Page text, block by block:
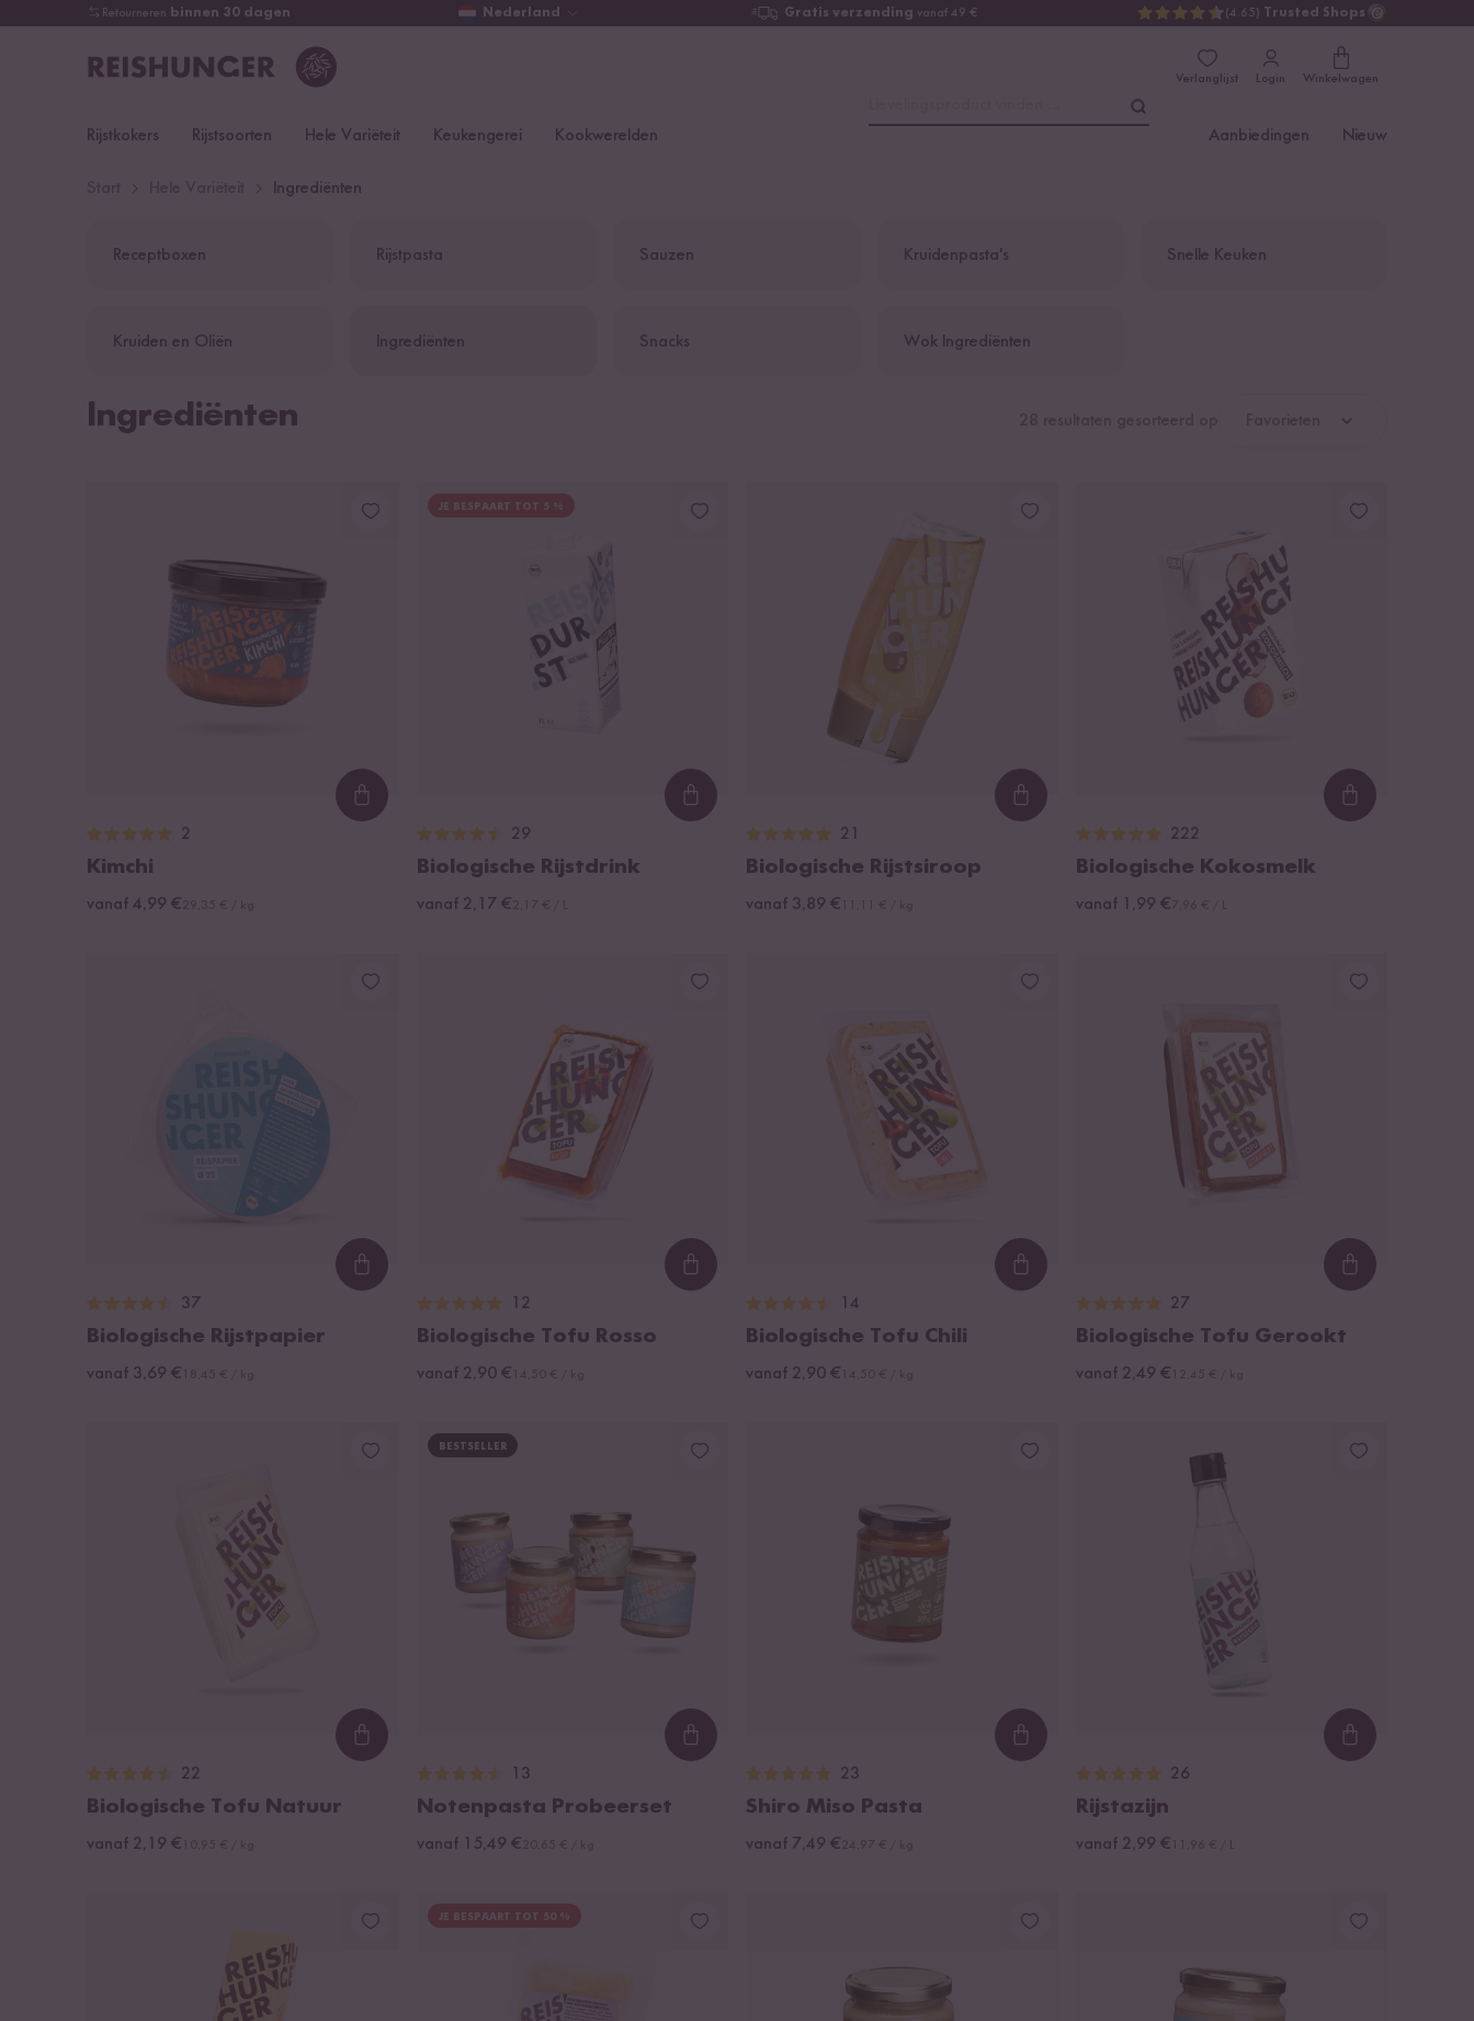
Retourneren binnen 30 dagen Nederland Gratis verzending vanaf 49 € (4.65) Trusted Shops
Verlanglijst Login Winkelwagen
Rijstkokers Rijstsoorten Hele Variëteit Keukengerei Kookwerelden Aanbiedingen Nieuw
Ingrediënten
Receptboxen Rijstpasta Sauzen Kruidenpasta's Snelle Keuken
Kruiden en Oliën Ingrediënten Snacks Wok Ingrediënten
Ingrediënten
Loading...
2
Kimchi
vanaf 4,99 €
JE BESPAART TOT 5 %
Loading...
29
Biologische Rijstdrink
vanaf 2,17 €
Loading...
21
Biologische Rijstsiroop
vanaf 3,89 €
Loading...
222
Biologische Kokosmelk
vanaf 1,99 €
Loading...
37
Biologische Rijstpapier
vanaf 3,69 €
Loading...
12
Biologische Tofu Rosso
vanaf 2,90 €
Loading...
14
Biologische Tofu Chili
vanaf 2,90 €
Loading...
27
Biologische Tofu Gerookt
vanaf 2,49 €
Loading...
22
Biologische Tofu Natuur
vanaf 2,19 €
BESTSELLER
Loading...
13
Notenpasta Probeerset
vanaf 15,49 €
Loading...
23
Shiro Miso Pasta
vanaf 7,49 €
Loading...
26
Rijstazijn
vanaf 2,99 €
JE BESPAART TOT 50 %